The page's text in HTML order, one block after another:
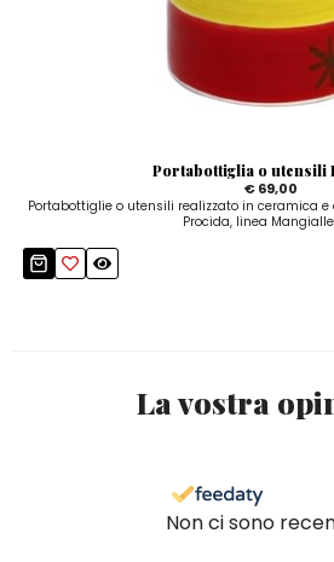
Portabottiglia o utensili
€ 69,00
Portabottiglie o utensili realizzato in ceramica
Procida, linea
La vostra
Non ci sono